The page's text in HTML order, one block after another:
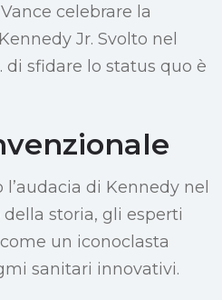
celebrare la
Jr. Svolto nel
di sfidare lo status quo è
di Kennedy nel
storia, gli esperti
un iconoclasta
sanitari innovativi.